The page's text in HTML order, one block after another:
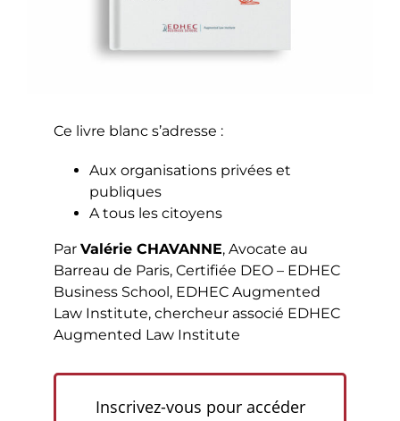
Ce livre blanc s’adresse :
Aux organisations privées et
publiques
A tous les citoyens
Par Valérie CHAVANNE, Avocate au
Barreau de Paris, Certifiée DEO – EDHEC
Business School, EDHEC Augmented
Law Institute, chercheur associé EDHEC
Augmented Law Institute
Inscrivez-vous pour accéder